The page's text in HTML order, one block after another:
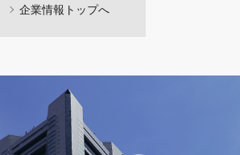
企業情報トップへ